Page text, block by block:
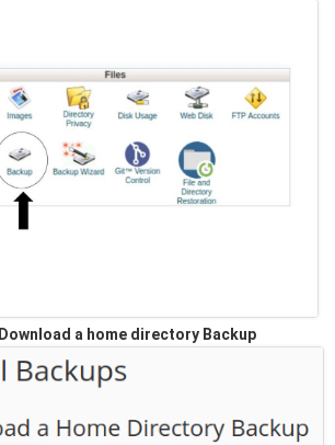
Download a home directory Backup